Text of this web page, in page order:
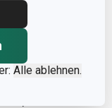
Alle ablehnen.